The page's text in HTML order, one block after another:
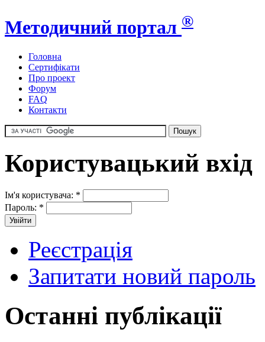
Методичний портал ®
Головна
Сертифікати
Про проект
Форум
FAQ
Контакти
Користувацький вхід
Ім'я користувача: *
Пароль: *
Реєстрація
Запитати новий пароль
Останні публікації